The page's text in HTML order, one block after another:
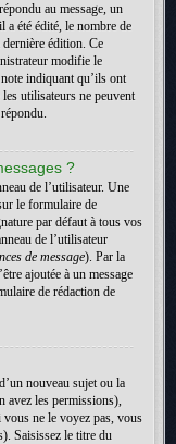
au message, un
a été édité, le nombre de
édition. Ce
modifie le
indiquant qu’ils ont
utilisateurs ne peuvent
?
de l’utilisateur. Une
le formulaire de
par défaut à tous vos
de l’utilisateur
de message). Par la
ajoutée à un message
de rédaction de
nouveau sujet ou la
avez les permissions),
vous ne le voyez pas, vous
Saisissez le titre du